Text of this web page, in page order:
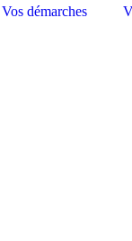
Vos démarches